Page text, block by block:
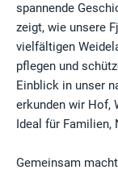
spannende
zeigt, wie unsere
vielfältigen
pflegen und
Einblick in unser
erkunden wir Hof,
Ideal für Familien,
Gemeinsam